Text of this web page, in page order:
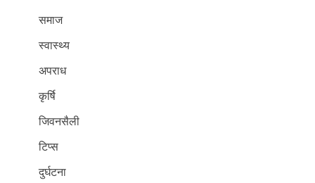
समाज
स्वास्थ्य
अपराध
कृर्षि
जिवनसैली
टिप्स
दुर्घटना